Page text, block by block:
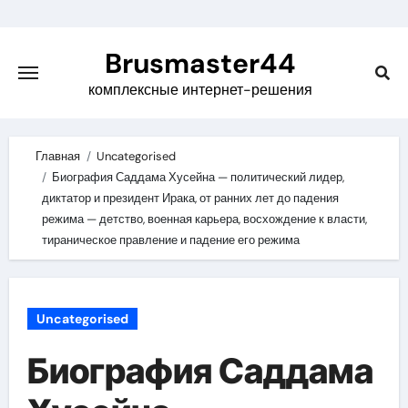
content
Brusmaster44
комплексные интернет-решения
Главная
Uncategorised
Биография Саддама Хусейна — политический лидер,
диктатор и президент Ирака, от ранних лет до падения
режима — детство, военная карьера, восхождение к власти,
тираническое правление и падение его режима
Uncategorised
Биография Саддама